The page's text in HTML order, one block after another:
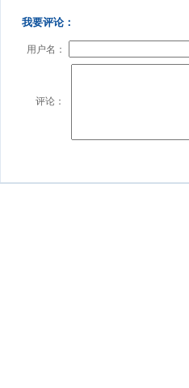
我要评论：
用户名：
评论：